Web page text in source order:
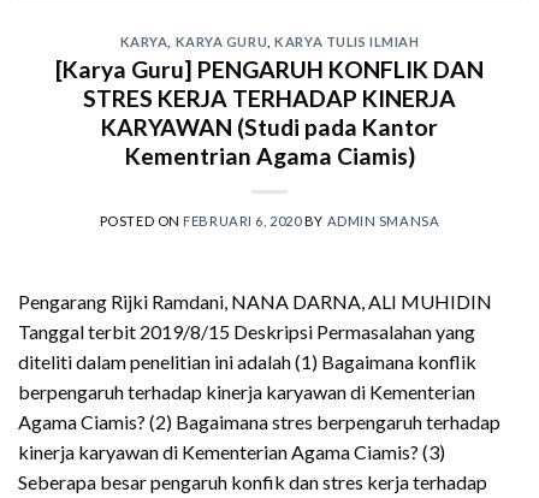
KARYA KARYA GURU ,KARYA TULIS ILMIAH
[Karya Guru] PENGARUH KONFLIK DAN
STRES KERJA TERHADAP KINERJA
KARYAWAN (Studi pada Kantor
Kementrian Agama Ciamis)
POSTED ON FEBRUARI 6, 2020BY ADMIN SMANSA
Pengarang Rijki Ramdani, NANA DARNA, ALI MUHIDIN
Tanggal terbit 2019/8/15 Deskripsi Permasalahan yang
diteliti dalam penelitian ini adalah (1) Bagaimana konflik
berpengaruh terhadap kinerja karyawan di Kementerian
Agama Ciamis? (2) Bagaimana stres berpengaruh terhadap
kinerja karyawan di Kementerian Agama Ciamis? (3)
Seberapa besar pengaruh konfik dan stres kerja terhadap